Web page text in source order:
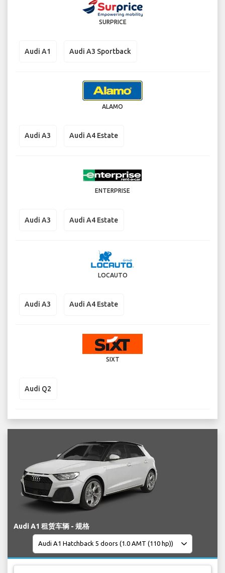
SURPRICE
Audi A1 Audi A3 Sportback
ALAMO
Audi A3 Audi A4 Estate
ENTERPRISE
Audi A3 Audi A4 Estate
LOCAUTO
Audi A3 Audi A4 Estate
SIXT
Audi Q2
Audi A1 租赁车辆 - 规格